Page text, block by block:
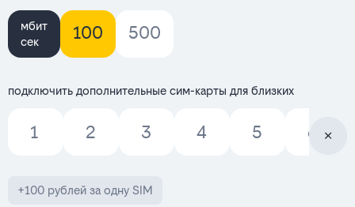
мбит
сек
100 500
подключить дополнительные сим-карты для близких
1 2 3 4 5 6
+100 рублей за одну SIM